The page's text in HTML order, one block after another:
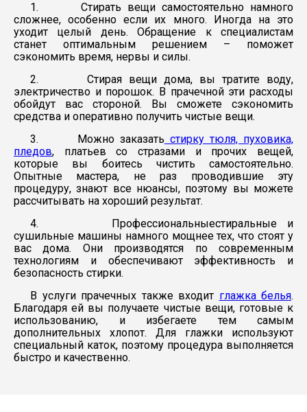
1. Стирать вещи самостоятельно намного
сложнее, особенно если их много. Иногда на это
уходит целый день. Обращение к специалистам
станет оптимальным решением – поможет
сэкономить время, нервы и силы.
2. Стирая вещи дома, вы тратите воду,
электричество и порошок. В прачечной эти расходы
обойдут вас стороной. Вы сможете сэкономить
средства и оперативно получить чистые вещи.
3. Можно заказать стирку тюля, пуховика,
пледов, платьев со стразами и прочих вещей,
которые вы боитесь чистить самостоятельно.
Опытные мастера, не раз проводившие эту
процедуру, знают все нюансы, поэтому вы можете
рассчитывать на хороший результат.
4. Профессиональныестиральные и
сушильные машины намного мощнее тех, что стоят у
вас дома. Они производятся по современным
технологиям и обеспечивают эффективность и
безопасность стирки.
В услуги прачечных также входит глажка белья.
Благодаря ей вы получаете чистые вещи, готовые к
использованию, и избегаете тем самым
дополнительных хлопот. Для глажки используют
специальный каток, поэтому процедура выполняется
быстро и качественно.